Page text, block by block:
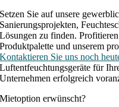
Setzen Sie auf unsere
Sanierungsprojekten,
Lösungen zu finden.
Produktpalette und unserem
Kontaktieren Sie uns noch
Luftentfeuchtungsgeräte für
Unternehmen erfolgreich
Mietoption erwünscht?